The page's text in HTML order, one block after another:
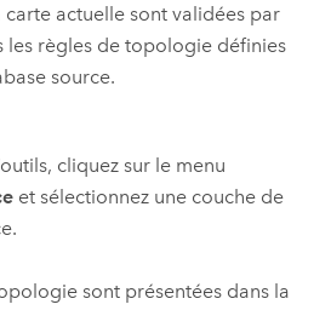
carte actuelle sont validées par
les règles de topologie définies
source.
cliquez sur le menu
et sélectionnez une couche de
sont présentées dans la